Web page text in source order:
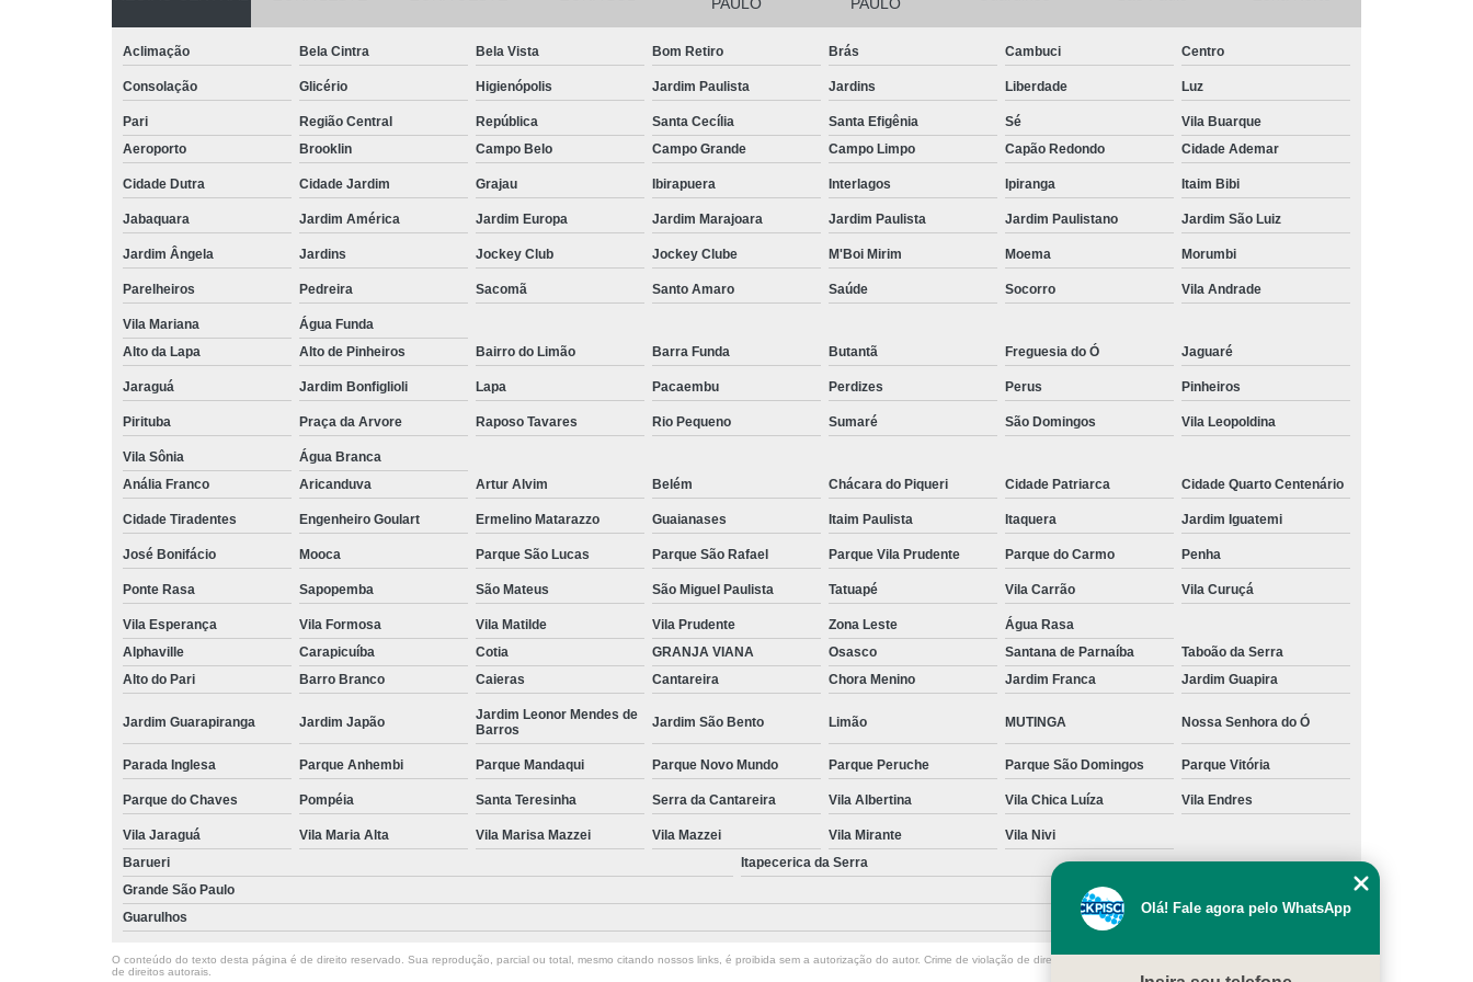
Iluminação de Piscina Led
Iluminação em Piscina
Iluminação Interna Piscina
Iluminação na Piscina
Iluminação para Beira de Piscina
Iluminação para Piscina Led
Iluminação Piscina Externa
Iluminação Piscina Jacuzzi
Limpeza da Piscina
Limpeza de Piscina Comercial
Limpeza de Piscina Condomínio
Limpeza de Piscina de Academia
Limpeza de Piscina de Fibra
Limpeza de Piscina de Prédios
Limpeza de Piscina Grande
Limpeza de Piscina em Condomínio
Manutenção de Piscinas
Manutenção de Piscinas em Hotéis
Manutenção de Piscinas Residenciais
Manutenção para Piscina em Casa
Manutenção para Piscina em Condomínio
Limpeza de Piscina água Verde
Limpeza de Piscina com Ozônio
Limpeza de Piscina Muito Suja
Limpeza de Piscina para Construtora
Limpeza de Piscina por Ionização
Limpeza de Piscina Pós Obra
Limpeza de Piscina sem Cloro
Limpeza de Piscina Verde
Limpeza Piscina Verde
Consertar Piscina
Conserto de Piscina
Manutenção de Piscina
Manutenção e Reforma de Piscinas
Manutenção em Piscina
Manutenção para Piscina
Manutenção Piscina Pequena
Manutenção Piscina Vinil
Piscinas Manutenção
Manutenção de Bomba de Piscina
Manutenção de Filtro de Piscina
Manutenção de Motor de Piscina
Manutenção de Piscina de Vinil
Aclimação Bela Cintra Bela Vista Bom Retiro Brás Cambuci Centro
Consolação Glicério Higienópolis Jardim Paulista Jardins Liberdade Luz
Pari Região Central República Santa Cecília Santa Efigênia Sé
Vila Buarque
Aeroporto
Brooklin Campo Belo Campo Grande Campo Limpo Capão Redondo Cidade Ademar
Cidade Dutra Cidade Jardim Grajau Ibirapuera Interlagos Ipiranga Itaim Bibi
Jabaquara Jardim América Jardim Europa Jardim Marajoara Jardim Paulista Jardim Paulistano Jardim São Luiz
Jardim Ângela Jardins Jockey Club Jockey Clube M'Boi Mirim Moema Morumbi
Parelheiros Pedreira Sacomã Santo Amaro Saúde Socorro Vila Andrade
Vila Mariana
Água Funda
Alto da Lapa
Alto de Pinheiros Bairro do Limão Barra Funda Butantã Freguesia do Ó Jaguaré
Jaraguá Jardim Bonfiglioli Lapa Pacaembu Perdizes Perus Pinheiros
Pirituba Praça da Arvore Raposo Tavares Rio Pequeno Sumaré São Domingos Vila Leopoldina
Vila Sônia
Água Branca
Anália Franco
Aricanduva Artur Alvim Belém Chácara do Piqueri Cidade Patriarca Cidade Quarto Centenário
Cidade Tiradentes Engenheiro Goulart Ermelino Matarazzo Guaianases Itaim Paulista Itaquera Jardim Iguatemi
José Bonifácio Mooca Parque São Lucas Parque São Rafael Parque Vila Prudente Parque do Carmo Penha
Ponte Rasa Sapopemba São Mateus São Miguel Paulista Tatuapé Vila Carrão Vila Curuçá
Vila Esperança Vila Formosa Vila Matilde Vila Prudente Zona Leste
Água Rasa
Alphaville
Carapicuíba Cotia GRANJA VIANA Osasco Santana de Parnaíba
Taboão da Serra
Alto do Pari
Barro Branco Caieras Cantareira Chora Menino Jardim Franca Jardim Guapira
Jardim Guarapiranga Jardim Japão
Jardim Leonor Mendes de
Barros
Jardim São Bento Limão MUTINGA Nossa Senhora do Ó
Parada Inglesa Parque Anhembi Parque Mandaqui Parque Novo Mundo Parque Peruche Parque São Domingos Parque Vitória
Parque do Chaves Pompéia Santa Teresinha Serra da Cantareira Vila Albertina Vila Chica Luíza Vila Endres
Vila Jaraguá Vila Maria Alta Vila Marisa Mazzei Vila Mazzei Vila Mirante
Vila Nivi
Barueri
Itapecerica da Serra
Grande São Paulo
Guarulhos
O conteúdo do texto desta página é de direito reservado. Sua reprodução, parcial ou total, mesmo citando nossos links, é proibida sem a autorização do autor. Crime de violação de direito autoral – artigo 184 do Código Penal –
de direitos autorais
Olá! Fale agora pelo WhatsApp